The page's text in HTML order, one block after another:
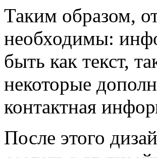
Таким образом,
необходимы:
быть как текст,
некоторые
контактная
После этого